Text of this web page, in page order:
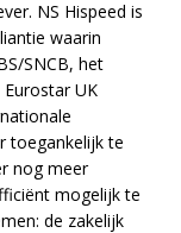
NS Hispeed is
waarin
SNCB, het
UK
toegankelijk te
nog meer
mogelijk te
de zakelijk